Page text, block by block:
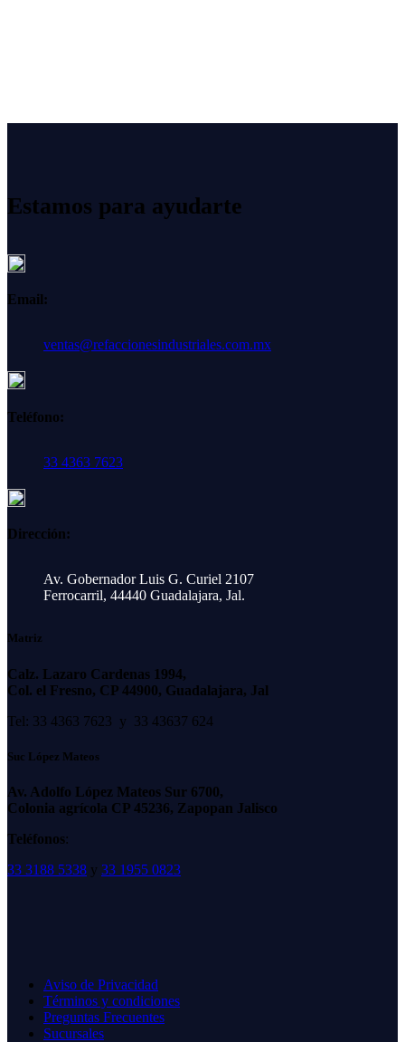
Estamos para ayudarte
Email:
ventas@refaccionesindustriales.com.mx
Teléfono:
33 4363 7623
Dirección:
Av. Gobernador Luis G. Curiel 2107
Ferrocarril, 44440 Guadalajara, Jal.
Matriz
Calz. Lazaro Cardenas 1994,
Col. el Fresno, CP 44900, Guadalajara, Jal
Tel: 33 4363 7623 y 33 43637 624
Suc López Mateos
Av. Adolfo López Mateos Sur 6700,
Colonia agrícola CP 45236, Zapopan Jalisco
Teléfonos:
33 3188 5338 y 33 1955 0823
Aviso de Privacidad
Términos y condiciones
Preguntas Frecuentes
Sucursales